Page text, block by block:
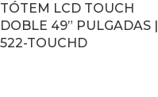
TÓTEM LCD TOUCH
DOBLE 49” PULGADAS |
522-TOUCHD